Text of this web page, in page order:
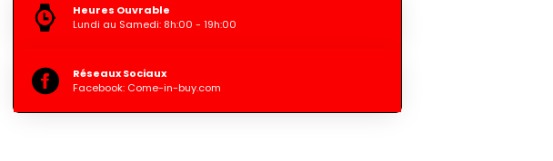
Heures Ouvrable
Lundi au Samedi: 8h:00 - 19h:00
Réseaux Sociaux
Facebook: Come-in-buy.com